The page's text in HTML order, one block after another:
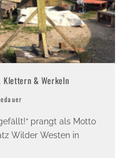
Klettern & Werkeln
prangt als Motto
Wilder Westen in